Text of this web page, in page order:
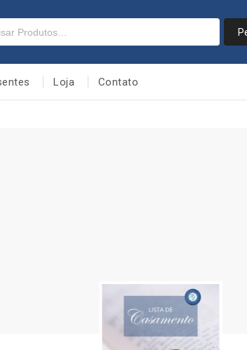
Loja Contato